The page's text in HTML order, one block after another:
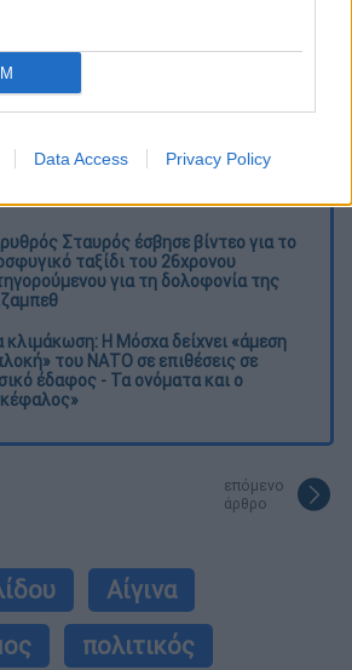
Data Access Privacy Policy
ξεκίνησε η φωτιά - Στο στόχαστρο
τα έργα του συλληφθέντα δημάρχου
που σκοτώθηκαν μητέρα και γιος:
Σταυρός έσβησε βίντεο για το
ταξίδι του 26χρονου
για τη δολοφονία της
κλιμάκωση: Η Μόσχα δείχνει «άμεση
του ΝΑΤΟ σε επιθέσεις σε
έδαφος - Τα ονόματα και ο
επόμενο
άρθρο
Αίγινα
πολιτικός